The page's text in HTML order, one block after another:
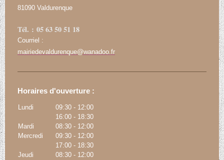
81090 Valdurenque
Tél. : 05 63 50 51 18
Courriel :
mairiedevaldurenque@wanadoo.fr
Horaires d'ouverture :
Lundi 09:30 - 12:00
16:00 - 18:30
Mardi
08:30 - 12:00
Mercredi
09:30 - 12:00
17:00 - 18:30
Jeudi
08:30 - 12:00